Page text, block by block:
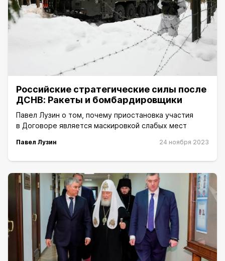
Российские стратегические силы после
ДСНВ: Ракеты и бомбардировщики
Павел Лузин о том, почему приостановка участия
в Договоре является маскировкой слабых мест
Павел Лузин 24 ноября 2023